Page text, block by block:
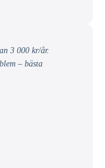
3 000 kr/år.
– bästa